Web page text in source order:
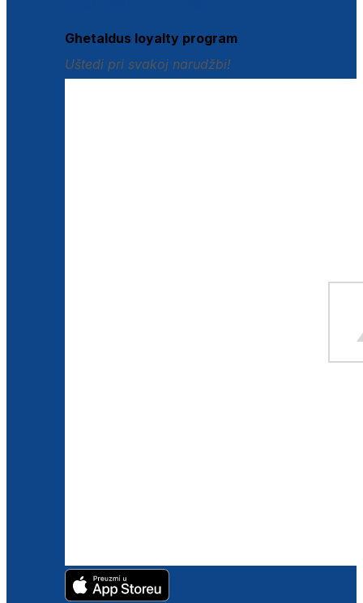
Ghetaldus loyalty program
Uštedi pri svakoj narudžbi!